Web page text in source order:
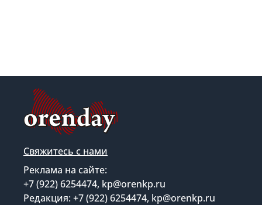
Свяжитесь с нами
Реклама на сайте:
+7 (922) 6254474, kp@orenkp.ru
Редакция: +7 (922) 6254474, kp@orenkp.ru